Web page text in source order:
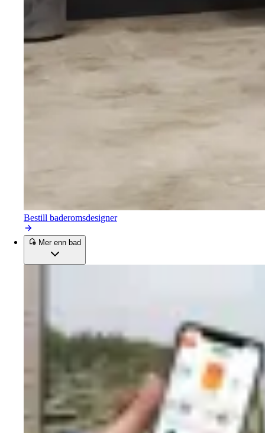
Bestill baderomsdesigner
Mer enn bad